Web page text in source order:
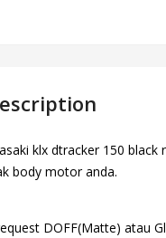
klx dtracker 150
body motor anda.
DOFF(Matte) atau